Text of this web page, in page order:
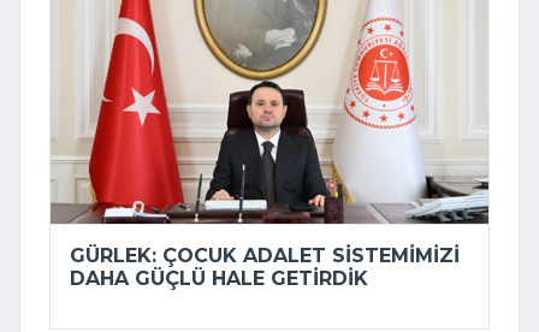
GÜRLEK: ÇOCUK ADALET SISTEMIMIZI
DAHA GÜÇLÜ HALE GETIRDIK